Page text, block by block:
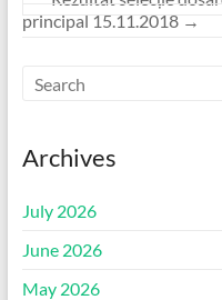
principal 15.11.2018 →
Archives
July 2026
June 2026
May 2026